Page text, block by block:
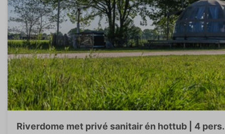
Riverdome met privé sanitair én hottub | 4 pers.